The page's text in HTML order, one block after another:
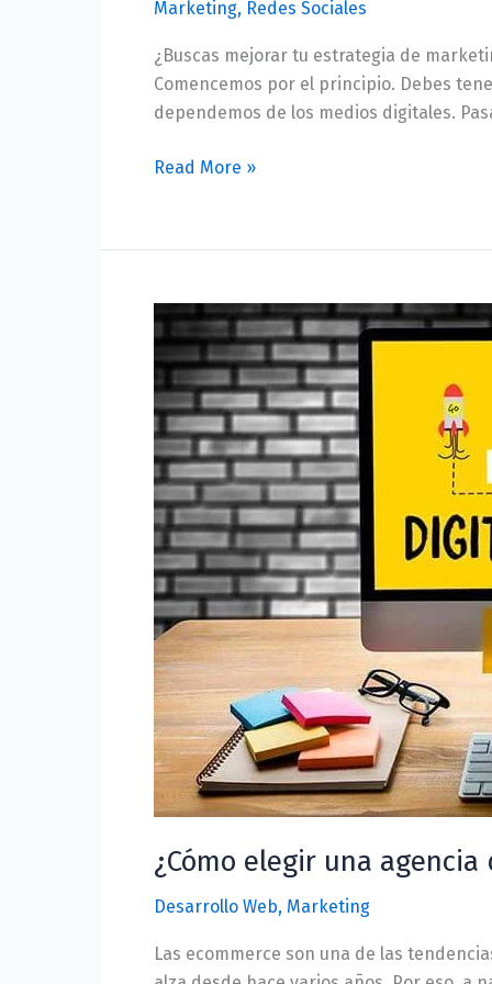
Marketing, Redes Sociales
¿Buscas mejorar tu estrategia de
Comencemos por el principio. Debes
dependemos de los medios digitales.
Read More »
¿Cómo elegir una
Desarrollo Web, Marketing
Las ecommerce son una de las
¿Cómo
elegir
una
agencia
de
marketing
digital
para
tu
ecommerce?